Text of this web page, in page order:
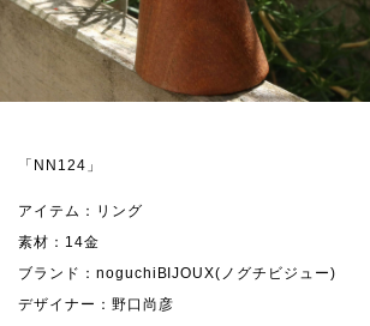
「NN124」
アイテム：リング
素材：14金
ブランド：noguchiBIJOUX(ノグチビジュー)
デザイナー：野口尚彦